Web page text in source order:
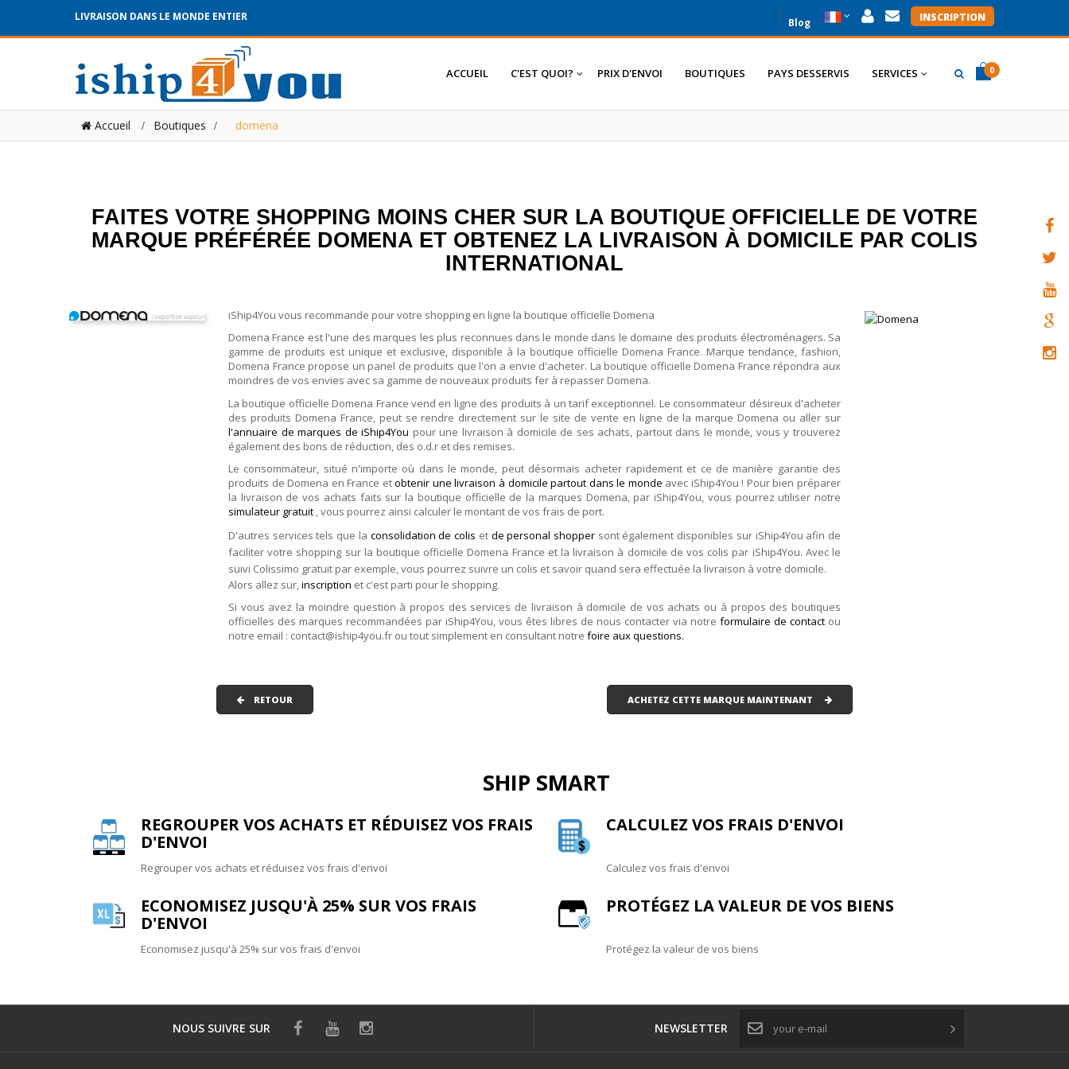
INSCRIPTION
LIVRAISON DANS LE MONDE ENTIER Blog
0
ACCUEIL C'EST QUOI? PRIX D'ENVOI BOUTIQUES PAYS DESSERVIS SERVICES
Accueil Boutiques > domena
FAITES VOTRE SHOPPING MOINS CHER SUR LA BOUTIQUE OFFICIELLE DE VOTRE
MARQUE PRÉFÉRÉE DOMENA ET OBTENEZ LA LIVRAISON À DOMICILE PAR COLIS
INTERNATIONAL
iShip4You vous recommande pour votre shopping en ligne la boutique officielle Domena
Domena France est l'une des marques les plus reconnues dans le monde dans le domaine des produits électroménagers. Sa
gamme de produits est unique et exclusive, disponible à la boutique officielle Domena France. Marque tendance, fashion,
Domena France propose un panel de produits que l'on a envie d'acheter. La boutique officielle Domena France répondra aux
moindres de vos envies avec sa gamme de nouveaux produits fer à repasser Domena.
La boutique officielle Domena France vend en ligne des produits à un tarif exceptionnel. Le consommateur désireux d'acheter
des produits Domena France, peut se rendre directement sur le site de vente en ligne de la marque Domena ou aller sur
l'annuaire de marques de iShip4You pour une livraison à domicile de ses achats, partout dans le monde, vous y trouverez
également des bons de réduction, des o.d.r et des remises.
Le consommateur, situé n'importe où dans le monde, peut désormais acheter rapidement et ce de manière garantie des
produits de Domena en France etobtenir une livraison à domicile partout dans le monde avec iShip4You ! Pour bien préparer
la livraison de vos achats faits sur la boutique officielle de la marques Domena, par iShip4You, vous pourrez utiliser notre
simulateur gratuit , vous pourrez ainsi calculer le montant de vos frais de port.
D'autres services tels que la consolidation de colis et de personal shopper sont également disponibles sur iShip4You afin de
faciliter votre shopping sur la boutique officielle Domena France et la livraison à domicile de vos colis par iShip4You. Avec le
suivi Colissimo gratuit par exemple, vous pourrez suivre un colis et savoir quand sera effectuée la livraison à votre domicile.
Alors allez sur, inscription et c'est parti pour le shopping.
Si vous avez la moindre question à propos des services de livraison à domicile de vos achats ou à propos des boutiques
officielles des marques recommandées par iShip4You, vous êtes libres de nous contacter via notre formulaire de contact ou
notre email : contact@iship4you.fr ou tout simplement en consultant notre foire aux questions.
RETOUR ACHETEZ CETTE MARQUE MAINTENANT
SHIP SMART
REGROUPER VOS ACHATS ET RÉDUISEZ VOS FRAIS
D'ENVOI
Regrouper vos achats et réduisez vos frais d'envoi
CALCULEZ VOS FRAIS D'ENVOI
Calculez vos frais d'envoi
ECONOMISEZ JUSQU'À 25% SUR VOS FRAIS
D'ENVOI
Economisez jusqu'à 25% sur vos frais d'envoi
PROTÉGEZ LA VALEUR DE VOS BIENS
Protégez la valeur de vos biens
NOUS SUIVRE SUR NEWSLETTER